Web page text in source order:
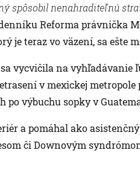
spôsobil nenahraditeľnú
Reforma právnička
je teraz vo väzení, sa ešte
vycvičila na vyhľadávanie
v mexickej
po výbuchu sopky v
a pomáhal ako
či Downovým